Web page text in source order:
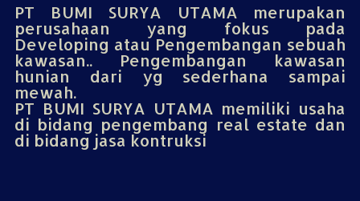
PT BUMI SURYA UTAMA merupakan
perusahaan yang fokus pada
Developing atau Pengembangan sebuah
kawasan.. Pengembangan kawasan
hunian dari yg sederhana sampai
mewah.
PT BUMI SURYA UTAMA memiliki usaha
di bidang pengembang real estate dan
di bidang jasa kontruksi